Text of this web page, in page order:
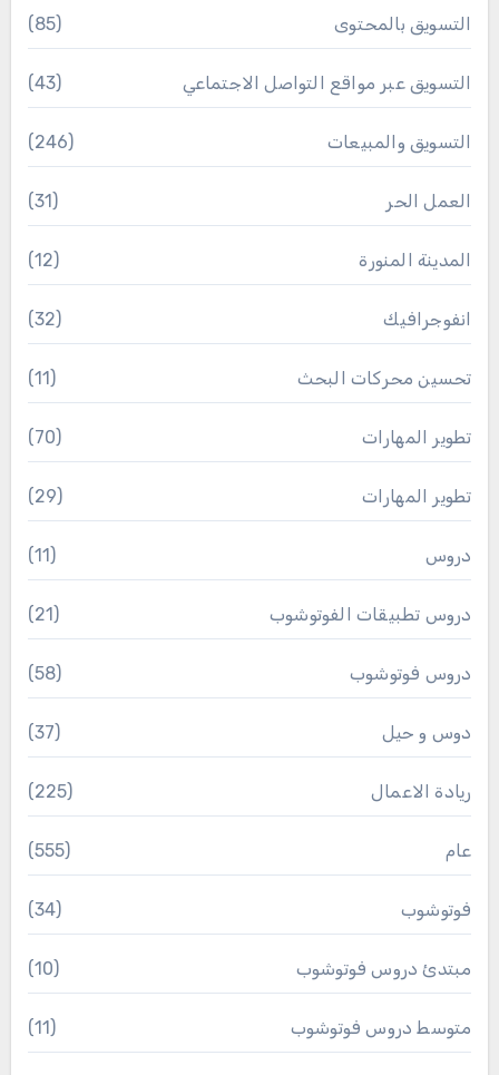
التسويق بالمحتوى (85)
التسويق عبر مواقع التواصل الاجتماعي (43)
التسويق والمبيعات (246)
العمل الحر (31)
المدينة المنورة (12)
انفوجرافيك (32)
تحسين محركات البحث (11)
تطوير المهارات (70)
تطوير المهارات (29)
دروس (11)
دروس تطبيقات الفوتوشوب (21)
دروس فوتوشوب (58)
دوس و حيل (37)
ريادة الاعمال (225)
عام (555)
فوتوشوب (34)
مبتدئ دروس فوتوشوب (10)
متوسط دروس فوتوشوب (11)